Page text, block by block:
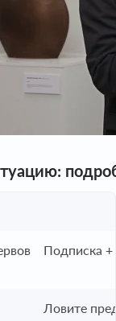
Подписка
Ловите